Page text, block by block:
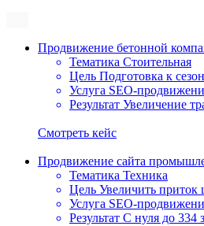
Продвижение бетонной
Тематика Стоительная
Цель Подготовка к
Услуга SEO-
Результат Увеличение
Cмотреть кейс
Продвижение сайта
Тематика Техника
Цель Увеличить приток
Услуга SEO-
Результат С нуля до 334